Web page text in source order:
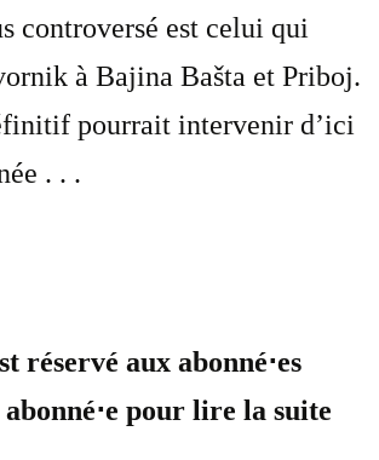
controversé est celui qui
à Bajina Bašta et Priboj.
pourrait intervenir d’ici
. . .
réservé aux abonné⋅es
abonné⋅e pour lire la suite